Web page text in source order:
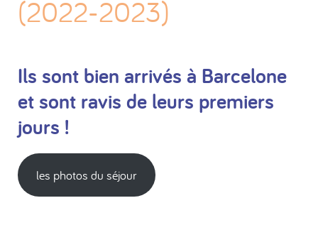
(2022-2023)
Ils sont bien arrivés à Barcelone
et sont ravis de leurs premiers
jours !
les photos du séjour